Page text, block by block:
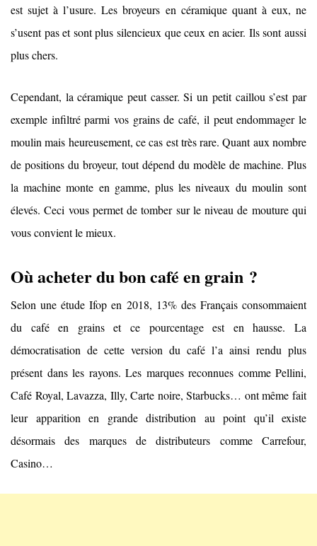
est sujet à l’usure. Les broyeurs en céramique quant à eux, ne
s’usent pas et sont plus silencieux que ceux en acier. Ils sont aussi
plus chers.
Cependant, la céramique peut casser. Si un petit caillou s’est par
exemple infiltré parmi vos grains de café, il peut endommager le
moulin mais heureusement, ce cas est très rare. Quant aux nombre
de positions du broyeur, tout dépend du modèle de machine. Plus
la machine monte en gamme, plus les niveaux du moulin sont
élevés. Ceci vous permet de tomber sur le niveau de mouture qui
vous convient le mieux.
Où acheter du bon café en grain ?
Selon une étude Ifop en 2018, 13% des Français consommaient
du café en grains et ce pourcentage est en hausse. La
démocratisation de cette version du café l’a ainsi rendu plus
présent dans les rayons. Les marques reconnues comme Pellini,
Café Royal, Lavazza, Illy, Carte noire, Starbucks… ont même fait
leur apparition en grande distribution au point qu’il existe
désormais des marques de distributeurs comme Carrefour,
Casino…